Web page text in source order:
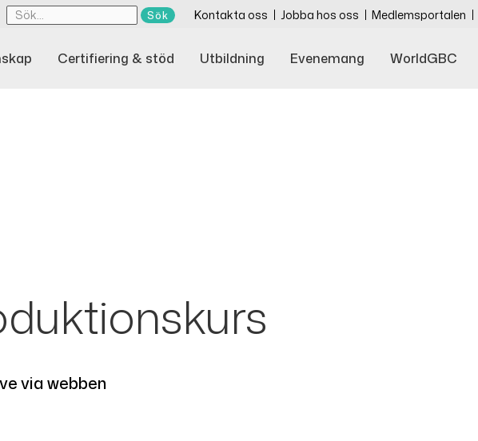
Kontakta oss Jobba hos oss Medlemsportalen
Certifiering & stöd Utbildning Evenemang WorldGBC
via webben